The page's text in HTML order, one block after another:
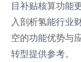
目补贴核算功能
入剖析氢能行业
空的功能优势与
转型提供参考。